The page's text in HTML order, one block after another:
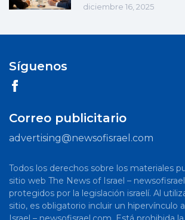
diciembre 16, 2025
Síguenos
Correo publicitario
advertising@newsofisrael.com
Todos los derechos sobre los materiales
sitio web The News of Israel –
protegidos por la legislación israelí. Al
sitio, es obligatorio incluir un hipervínculo